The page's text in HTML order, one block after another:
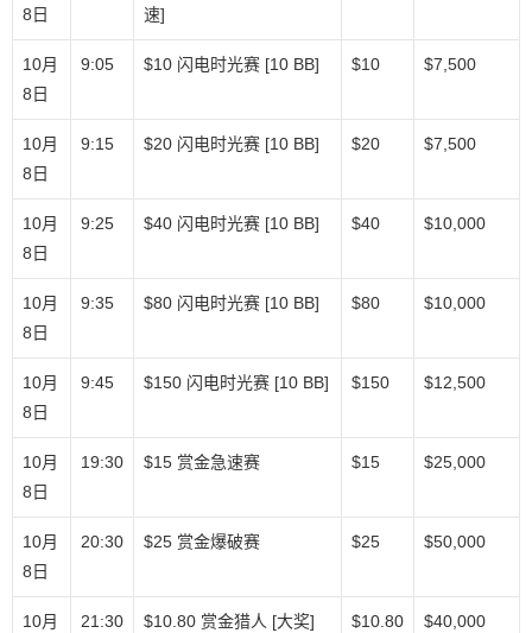
8日
速]
10月
8日
9:05 $10 闪电时光赛 [10 BB] $10 $7,500
10月
8日
9:15 $20 闪电时光赛 [10 BB] $20 $7,500
10月
8日
9:25 $40 闪电时光赛 [10 BB] $40 $10,000
10月
8日
9:35 $80 闪电时光赛 [10 BB] $80 $10,000
10月
8日
9:45 $150 闪电时光赛 [10 BB] $150 $12,500
10月
8日
19:30 $15 赏金急速赛 $15 $25,000
10月
8日
20:30 $25 赏金爆破赛 $25 $50,000
10月
21:30 $10.80 赏金猎人 [大奖] $10.80 $40,000